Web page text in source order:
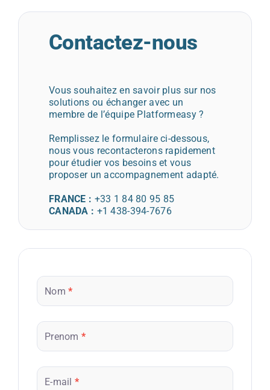
Contactez-nous
Vous souhaitez en savoir plus sur nos
solutions ou échanger avec un
membre de l’équipe Platformeasy ?
Remplissez le formulaire ci-dessous,
nous vous recontacterons rapidement
pour étudier vos besoins et vous
proposer un accompagnement adapté.
FRANCE : +33 1 84 80 95 85
CANADA : +1 438-394-7676
Contact
site
platformeasy
Nom*
Prenom *
E-mail *